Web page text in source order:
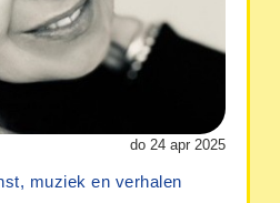
do 24 apr 2025
muziek en verhalen